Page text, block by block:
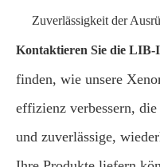
Zuverlässigkeit der
Kontaktieren Sie die LIB-
finden, wie unsere
effizienz verbessern,
und zuverlässige,